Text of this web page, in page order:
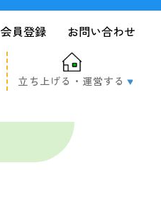
会員登録 お問い合わせ
立ち上げる・運営する